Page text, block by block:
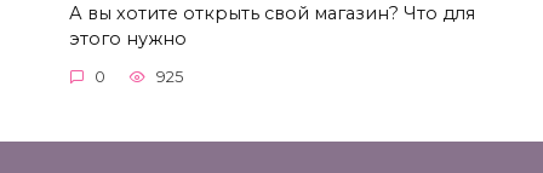
А вы хотите открыть свой магазин? Что для
этого нужно
0 925